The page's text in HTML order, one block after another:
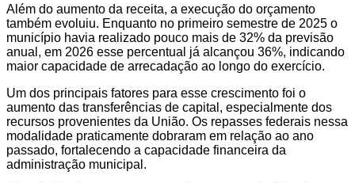
Além do aumento da receita, a execução do orçamento
também evoluiu. Enquanto no primeiro semestre de 2025 o
município havia realizado pouco mais de 32% da previsão
anual, em 2026 esse percentual já alcançou 36%, indicando
maior capacidade de arrecadação ao longo do exercício.
Um dos principais fatores para esse crescimento foi o
aumento das transferências de capital, especialmente dos
recursos provenientes da União. Os repasses federais nessa
modalidade praticamente dobraram em relação ao ano
passado, fortalecendo a capacidade financeira da
administração municipal.